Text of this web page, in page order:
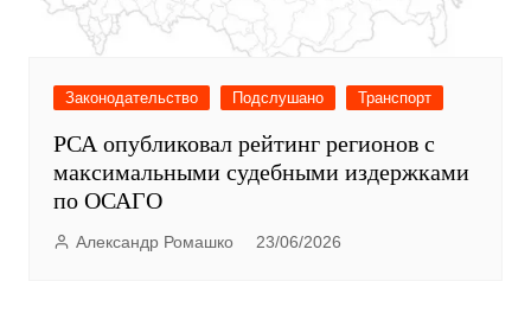
Законодательство Подслушано Транспорт
РСА опубликовал рейтинг регионов с
максимальными судебными издержками
по ОСАГО
Александр Ромашко 23/06/2026